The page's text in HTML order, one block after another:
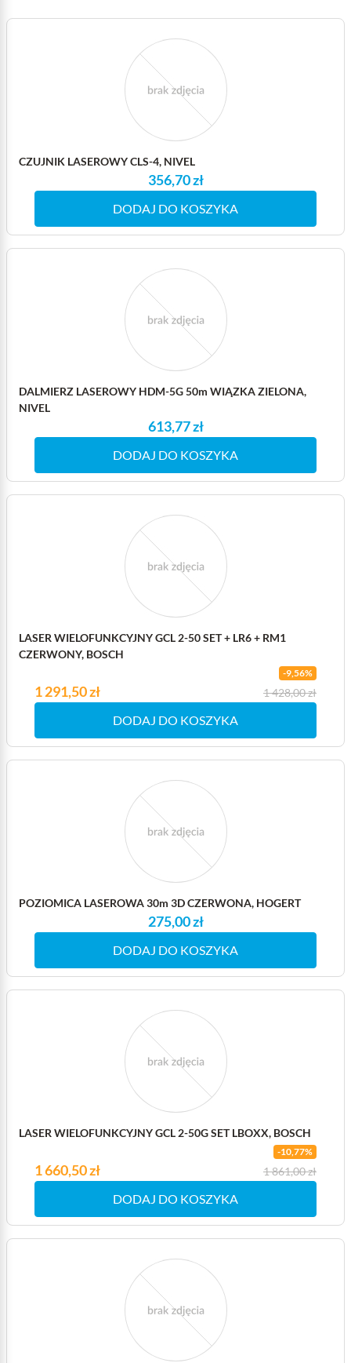
CZUJNIK LASEROWY CLS-4, NIVEL
356,70 zł
DODAJ DO KOSZYKA
DALMIERZ LASEROWY HDM-5G 50m WIĄZKA ZIELONA,
NIVEL
613,77 zł
DODAJ DO KOSZYKA
LASER WIELOFUNKCYJNY GCL 2-50 SET + LR6 + RM1
CZERWONY, BOSCH
-9,56%
Cena
1 291,50 zł
Cena podstawowa 1 428,00 zł
DODAJ DO KOSZYKA
POZIOMICA LASEROWA 30m 3D CZERWONA, HOGERT
275,00 zł
DODAJ DO KOSZYKA
LASER WIELOFUNKCYJNY GCL 2-50G SET LBOXX, BOSCH
-10,77%
Cena
1 660,50 zł
Cena podstawowa 1 861,00 zł
DODAJ DO KOSZYKA